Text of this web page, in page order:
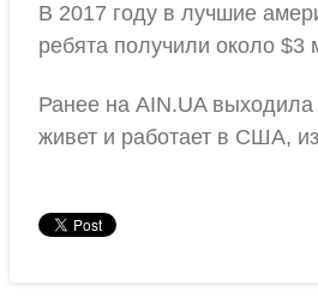
В 2017 году в лучшие
ребята получили около
Ранее на AIN.UA
живет и работает в США,